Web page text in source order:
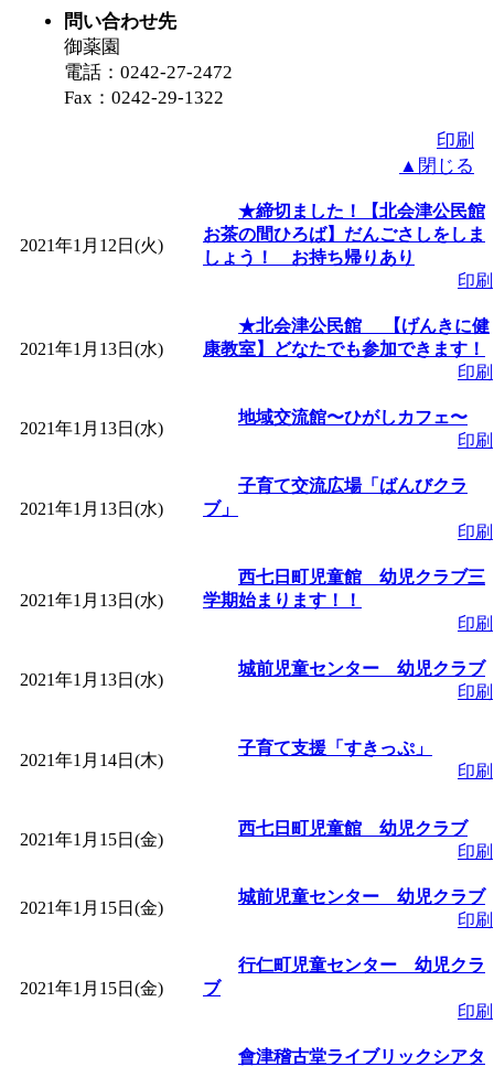
「まだまだ暑い！コ
レクリエーション
」 受付期
皆鶴姫のこびる塾
～」 受付期間：～
子育て交流広場「
間：2026/08/10～
「赤ちゃん交流広場
間：2026/08/10～2026/
みなづる号乗車体
de 健康づくり」 」
「堂島地区歴史ウオ
す 」 受付期間：～
de 健康づくり」
」
「皆鶴姫のこびる塾
～」 受付期間：～
みなづる号乗車体
問い合わせ先
御薬園
電話：0242-27-2472
Fax：0242-29-1322
印刷
▲閉じる
2021年1月12日(火)
★締切ました！【北会津公民館
お茶の間ひろば】だんごさしをしま
しょう！ お持ち帰りあり
印刷
2021年1月13日(水)
★北会津公民館 【げんきに健
康教室】どなたでも参加できます！
印刷
2021年1月13日(水)
地域交流館〜ひがしカフェ〜
印刷
2021年1月13日(水)
子育て交流広場「ばんびクラ
ブ」
印刷
2021年1月13日(水)
西七日町児童館 幼児クラブ三
学期始まります！！
印刷
2021年1月13日(水)
城前児童センター 幼児クラブ
印刷
2021年1月14日(木)
子育て支援「すきっぷ」
印刷
2021年1月15日(金)
西七日町児童館 幼児クラブ
印刷
2021年1月15日(金)
城前児童センター 幼児クラブ
印刷
2021年1月15日(金)
行仁町児童センター 幼児クラ
ブ
印刷
會津稽古堂ライブリックシアタ